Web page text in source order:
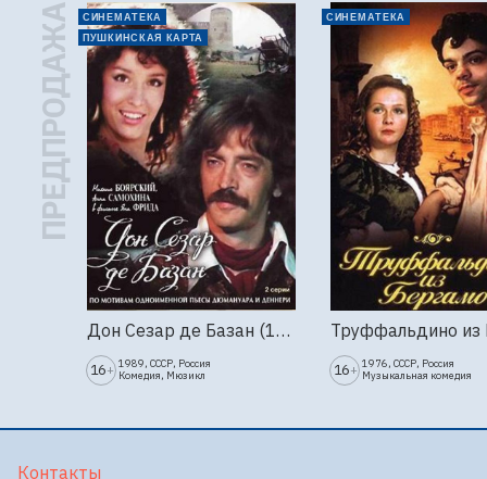
ПРЕДПРОДАЖА
СИНЕМАТЕКА
ПУШКИНСКАЯ КАРТА
Дон Сезар де Базан (1989г., Ленфильм, 2 серии)
16+ 1989, СССР, Россия
Комедия, Мюзикл
СИНЕМАТЕКА
16+ 1976, СССР, Россия
Музыкальная комедия
Контакты